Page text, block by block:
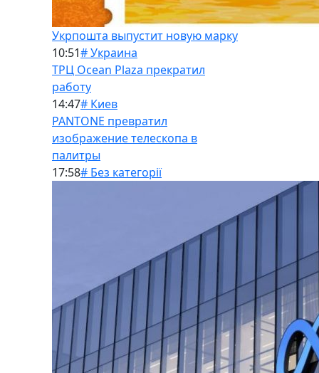
Укрпошта выпустит новую марку
10:51# Украина
ТРЦ Ocean Plaza прекратил
работу
14:47# Киев
PANTONE превратил
изображение телескопа в
палитры
17:58# Без категорії